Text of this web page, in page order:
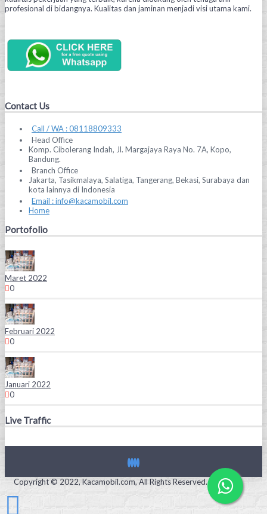
profesional di bidangnya. Kualitas dan jaminan menjadi visi utama kami.
Contact Us
Call / WA : 08118809333
Head Office
Komp. Cibolerang Indah, Jl. Margajaya Raya No. 7A, Kopo,
Bandung.
Branch Office
Jakarta, Tasikmalaya, Salatiga, Tangerang, Bekasi, Surabaya dan
kota lainnya di Indonesia
Email : info@kacamobil.com
Home
Portofolio
Maret 2022
0
Februari 2022
0
Januari 2022
0
Live Traffic
Copyright © 2022, Kacamobil.com, All Rights Reserved.